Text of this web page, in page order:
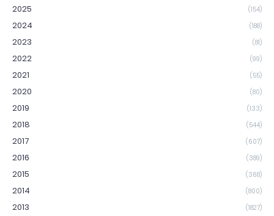
2025 (154)
2024 (188)
2023 (81)
2022 (99)
2021 (55)
2020 (80)
2019 (133)
2018 (544)
2017 (607)
2016 (389)
2015 (368)
2014 (800)
2013 (1827)